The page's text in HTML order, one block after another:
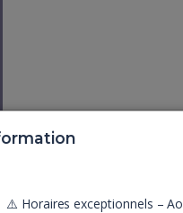
⚠️ Horaires exceptionnels –